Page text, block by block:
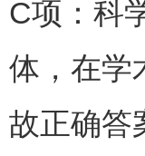
C项：科
体，在学
故正确答